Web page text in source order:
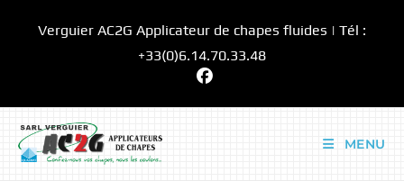
Verguier AC2G Applicateur de chapes fluides | Tél :
+33(0)6.14.70.33.48
MENU